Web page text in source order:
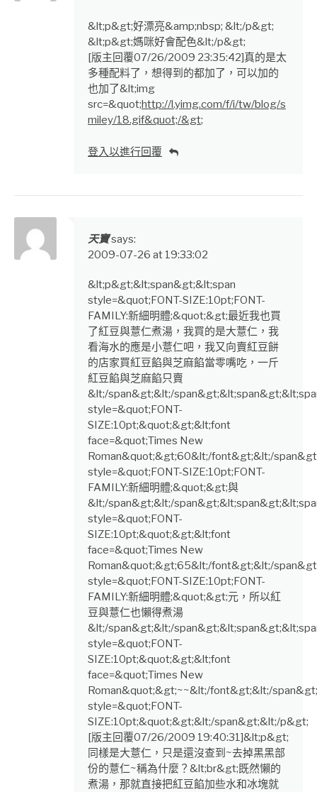
&lt;p&gt;好漂亮&amp;nbsp; &lt;/p&gt;
&lt;p&gt;媽咪好會配色&lt;/p&gt;
[版主回覆07/26/2009 23:35:42]真的是太
多種配料了，想得到的都加了，可以加的
也加了&lt;img
src=&quot;http://l.yimg.com/f/i/tw/blog/s
miley/18.gif&quot;/&gt;
登入以進行回覆
天寶says:
2009-07-26 at 19:33:02
&lt;p&gt;&lt;span&gt;&lt;span
style=&quot;FONT-SIZE:10pt;FONT-
FAMILY:新細明體;&quot;&gt;最近我也買
了紅豆與薏仁煮湯，我買的是大薏仁，我
看海水的應是小薏仁吧，我又向賣紅豆餅
的店家買紅豆餡與芝麻餡當零嘴吃，一斤
紅豆餡與芝麻餡只賣
&lt;/span&gt;&lt;/
style=&quot;FONT-
SIZE:10pt;&quot;&gt;&lt;font
face=&quot;Times New
Roman&quot;&gt;60&lt;/font&gt;&lt;/
style=&quot;FONT-SIZE:10pt;FONT-
FAMILY:新細明體;&quot;&gt;與
&lt;/span&gt;&lt;/
style=&quot;FONT-
SIZE:10pt;&quot;&gt;&lt;font
face=&quot;Times New
Roman&quot;&gt;65&lt;/font&gt;&lt;/
style=&quot;FONT-SIZE:10pt;FONT-
FAMILY:新細明體;&quot;&gt;元，所以紅
豆與薏仁也懶得煮湯
&lt;/span&gt;&lt;/
style=&quot;FONT-
SIZE:10pt;&quot;&gt;&lt;font
face=&quot;Times New
Roman&quot;&gt;~~&lt;/font&gt;&lt;/
style=&quot;FONT-
SIZE:10pt;&quot;&gt;&lt;/span&gt;&lt;/p&gt;
[版主回覆07/26/2009 19:40:31]&lt;p&gt;
同樣是大薏仁，只是還沒查到~去掉黑黑部
份的薏仁~稱為什麼？&lt;br&gt;既然懶的
煮湯，那就直接把紅豆餡加些水和冰塊就